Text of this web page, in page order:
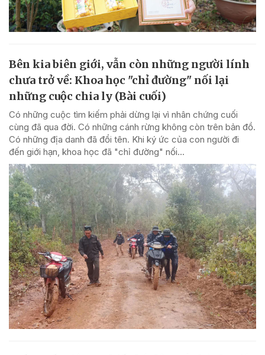
Bên kia biên giới, vẫn còn những người lính
chưa trở về: Khoa học "chỉ đường" nối lại
những cuộc chia ly (Bài cuối)
Có những cuộc tìm kiếm phải dừng lại vì nhân chứng cuối
cùng đã qua đời. Có những cánh rừng không còn trên bản đồ.
Có những địa danh đã đổi tên. Khi ký ức của con người đi
đến giới hạn, khoa học đã "chỉ đường" nối...